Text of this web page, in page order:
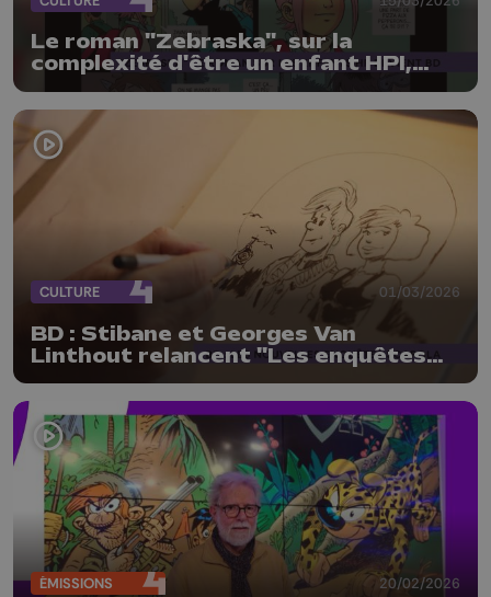
Le roman "Zebraska", sur la
complexité d'être un enfant HPI,
adapté en BD
CULTURE 01/03/2026
BD : Stibane et Georges Van
Linthout relancent "Les enquêtes
Scapola"
ÉMISSIONS 20/02/2026